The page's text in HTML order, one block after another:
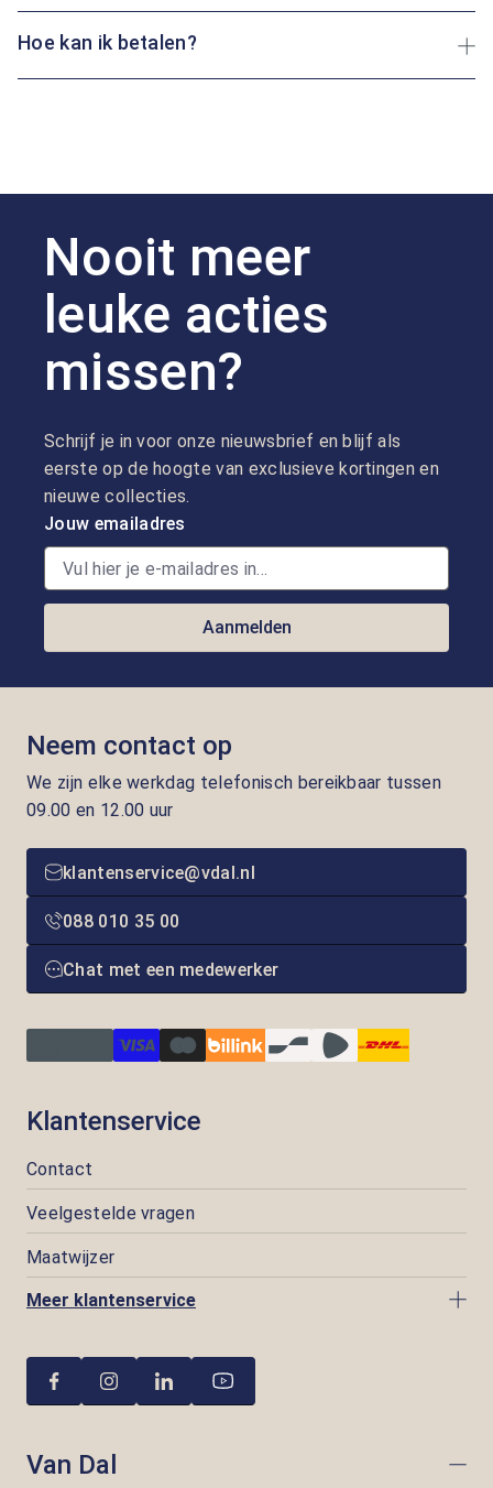
Hoe kan ik betalen?
Nooit meer
leuke acties
missen?
Schrijf je in voor onze nieuwsbrief en blijf als
eerste op de hoogte van exclusieve kortingen en
nieuwe collecties.
Jouw emailadres
Aanmelden
Neem contact op
We zijn elke werkdag telefonisch bereikbaar tussen
09.00 en 12.00 uur
klantenservice@vdal.nl
088 010 35 00
Chat met een medewerker
Klantenservice
Contact
Veelgestelde vragen
Maatwijzer
Meer klantenservice
Van Dal